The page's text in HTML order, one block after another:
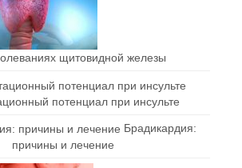
щитовидной железы
потенциал при инсульте
Брадикардия:
причины и лечение